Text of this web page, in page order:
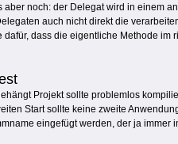
aber noch: der Delegat wird in einem
auch nicht direkt die
dafür, dass die eigentliche Methode im
Projekt sollte problemlos
Start sollte keine zweite
eingefügt werden, der ja immer